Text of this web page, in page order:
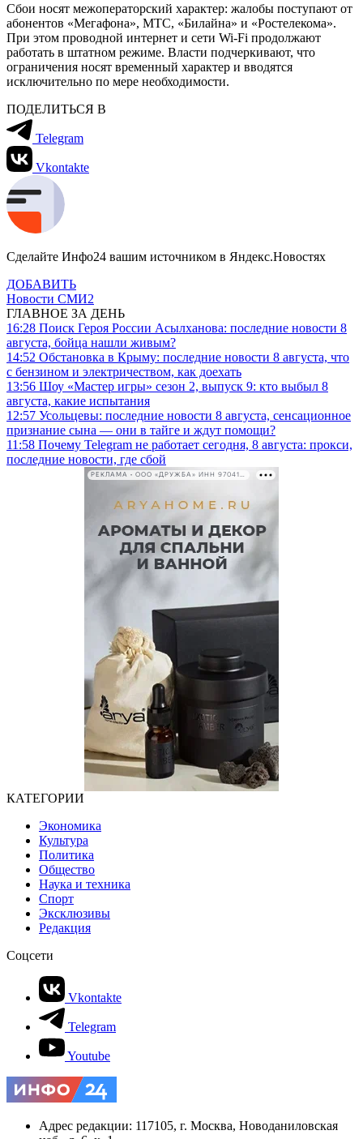
Сбои носят межоператорский характер: жалобы поступают от
абонентов «Мегафона», МТС, «Билайна» и «Ростелекома».
При этом проводной интернет и сети Wi-Fi продолжают
работать в штатном режиме. Власти подчеркивают, что
ограничения носят временный характер и вводятся
исключительно по мере необходимости.
ПОДЕЛИТЬСЯ В
Telegram
Vkontakte
Сделайте Инфо24 вашим источником в Яндекс.Новостях
ДОБАВИТЬ
Новости СМИ2
ГЛАВНОЕ ЗА ДЕНЬ
16:28 Поиск Героя России Асылханова: последние новости 8
августа, бойца нашли живым?
14:52 Обстановка в Крыму: последние новости 8 августа, что
с бензином и электричеством, как доехать
13:56 Шоу «Мастер игры» сезон 2, выпуск 9: кто выбыл 8
августа, какие испытания
12:57 Усольцевы: последние новости 8 августа, сенсационное
признание сына — они в тайге и ждут помощи?
11:58 Почему Telegram не работает сегодня, 8 августа: прокси,
последние новости, где сбой
РЕКЛАМА • ООО «ДРУЖБА» ИНН 9704146411
КАТЕГОРИИ
Экономика
Культура
Политика
Общество
Наука и техника
Спорт
Эксклюзивы
Редакция
Соцсети
Vkontakte
Telegram
Youtube
Адрес редакции: 117105, г. Москва, Новоданиловская